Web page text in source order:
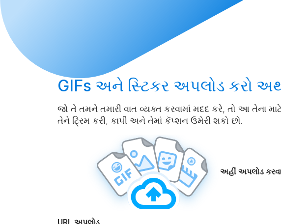
GIFs અને સ્ટિકર અપલોડ કરો
જો તે તમને તમારી વાત વ્યક્ત કરવામાં મદદ કરે, તો આ તેના
તેને ટ્રિમ કરી, કાપી અને તેમાં કૅપ્શન ઉમેરી શકો છો.
અહીં અપલોડ
URL અપલોડ